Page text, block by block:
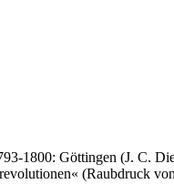
1800: Göttingen (J. C.
(Raubdruck